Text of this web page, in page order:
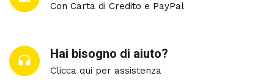
Con Carta di Credito e PayPal
Hai bisogno di aiuto?
Clicca qui per assistenza